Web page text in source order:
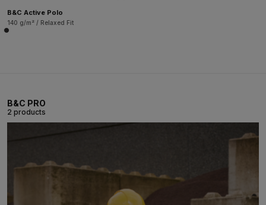
B&C Active Polo
140 g/m² / Relaxed Fit
B&C PRO
2 products